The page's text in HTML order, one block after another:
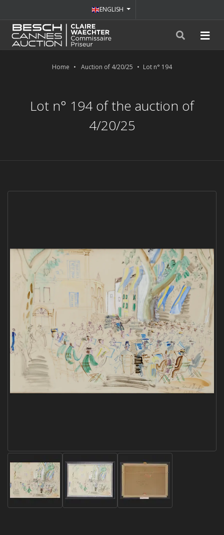
ENGLISH
Home Auction of 4/20/25 Lot n° 194
Lot n° 194 of the auction of
4/20/25